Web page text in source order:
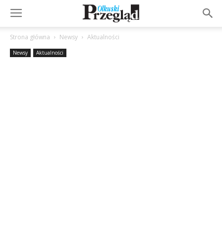
Strona główna Newsy Aktualności
Newsy Aktualności